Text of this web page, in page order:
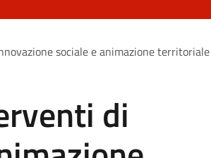
sociale e animazione
di